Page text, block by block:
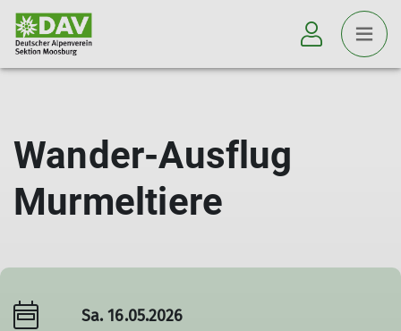
Wander-Ausflug
Murmeltiere
Sa. 16.05.2026